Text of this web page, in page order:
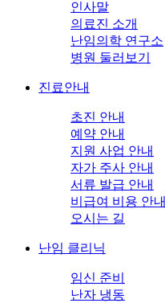
인사말
의료진 소개
난임의학 연구소
병원 둘러보기
진료안내
초진 안내
예약 안내
지원 사업 안내
자가 주사 안내
서류 발급 안내
비급여 비용 안내
오시는 길
난임 클리닉
임신 준비
난자 냉동